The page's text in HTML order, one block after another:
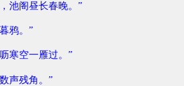
池阁昼长春晚。”
鸦。”
寒空一雁过。”
声残角。”